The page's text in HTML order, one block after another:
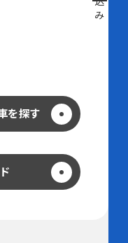
み
を探す